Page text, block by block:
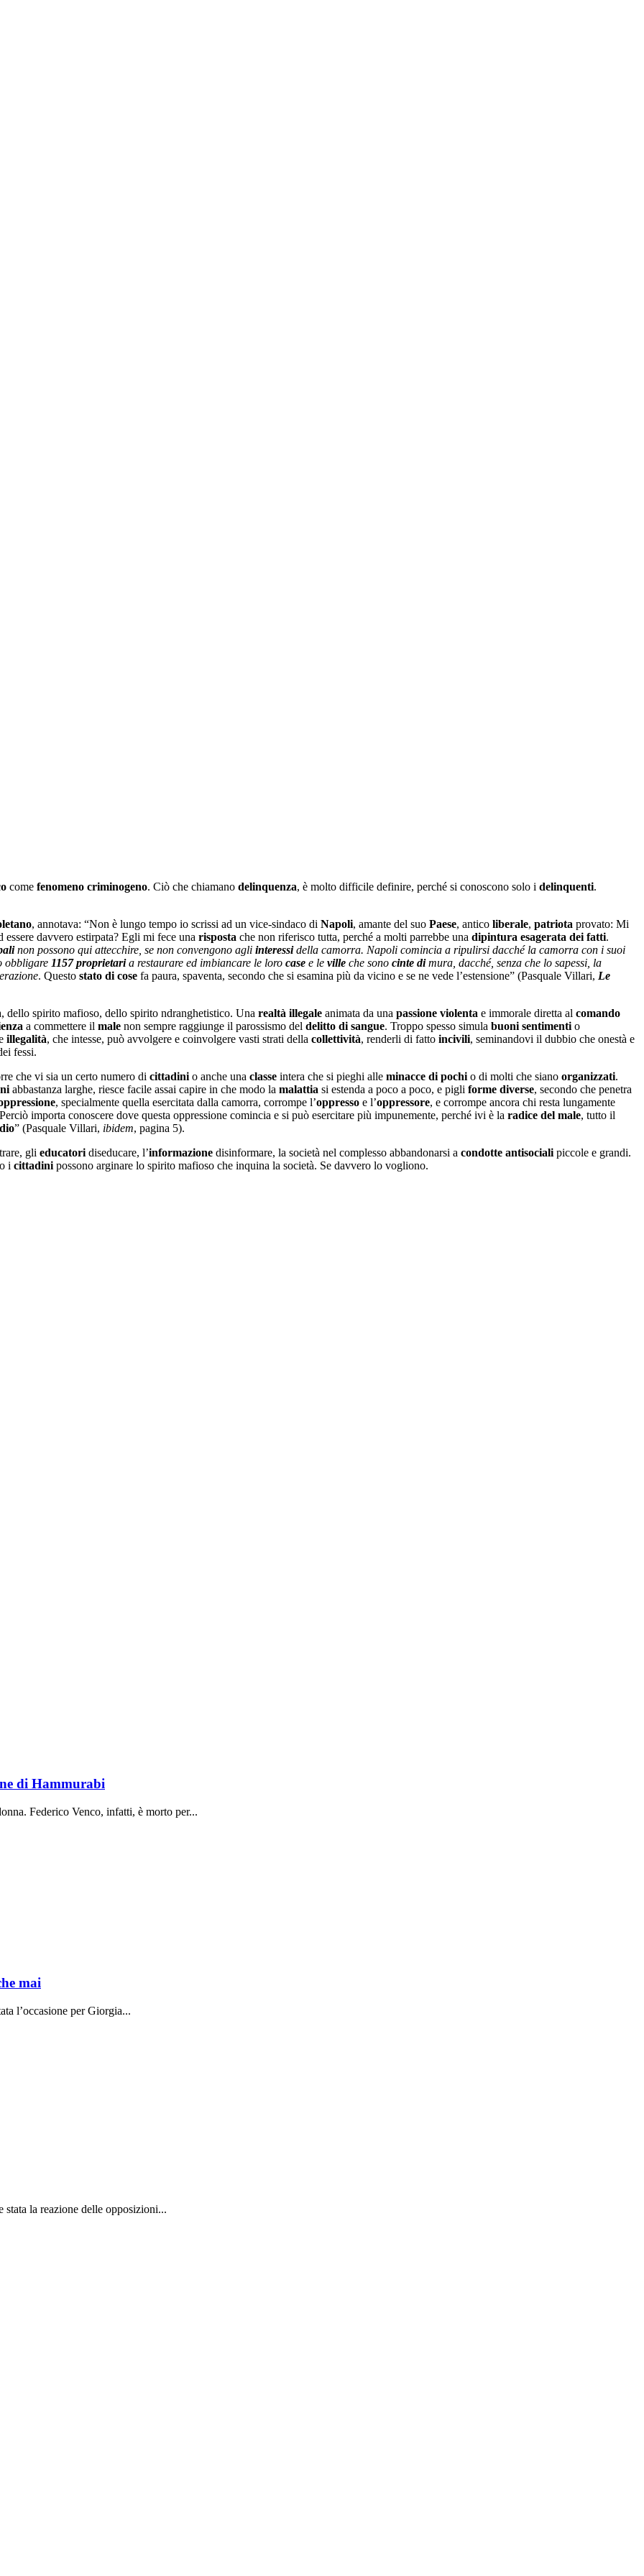
come fenomeno criminogeno. Ciò che chiamano delinquenza, è molto difficile definire, perché si conoscono solo i delinquenti.
, annotava: “Non è lungo tempo io scrissi ad un vice-sindaco di Napoli, amante del suo Paese, antico liberale, patriota provato: Mi
davvero estirpata? Egli mi fece una risposta che non riferisco tutta, perché a molti parrebbe una dipintura esagerata dei fatti.
non possono qui attecchire, se non convengono agli interessidella camorra. Napoli comincia a ripulirsi dacché la camorra con i suoi
obbligare 1157 proprietaria restaurare ed imbiancare le loro case e le ville che sono cinte dimura, dacché, senza che lo sapessi, la
. Questo stato di cose fa paura, spaventa, secondo che si esamina più da vicino e se ne vede l’estensione” (Pasquale Villari, Le
dello spirito mafioso, dello spirito ndranghetistico. Una realtà illegale animata da una passione violenta e immorale diretta al comando
a commettere il male non sempre raggiunge il parossismo del delitto di sangue. Troppo spesso simula buoni sentimenti o
illegalità, che intesse, può avvolgere e coinvolgere vasti strati della collettività, renderli di fatto incivili, seminandovi il dubbio che onestà e
fessi.
che vi sia un certo numero di cittadini o anche una classe intera che si pieghi alle minacce di pochi o di molti che siano organizzati.
abbastanza larghe, riesce facile assai capire in che modo la malattia si estenda a poco a poco, e pigli forme diverse, secondo che penetra
, specialmente quella esercitata dalla camorra, corrompe l’oppresso e l’oppressore, e corrompe ancora chi resta lungamente
importa conoscere dove questa oppressione comincia e si può esercitare più impunemente, perché ivi è la radice del male, tutto il
” (Pasquale Villari, ibidem, pagina 5).
gli educatori diseducare, l’informazione disinformare, la società nel complesso abbandonarsi a condotte antisociali piccole e grandi.
i cittadini possono arginare lo spirito mafioso che inquina la società. Se davvero lo vogliono.
di Hammurabi
Federico Venco, infatti, è morto per...
mai
l’occasione per Giorgia...
stata la reazione delle opposizioni...